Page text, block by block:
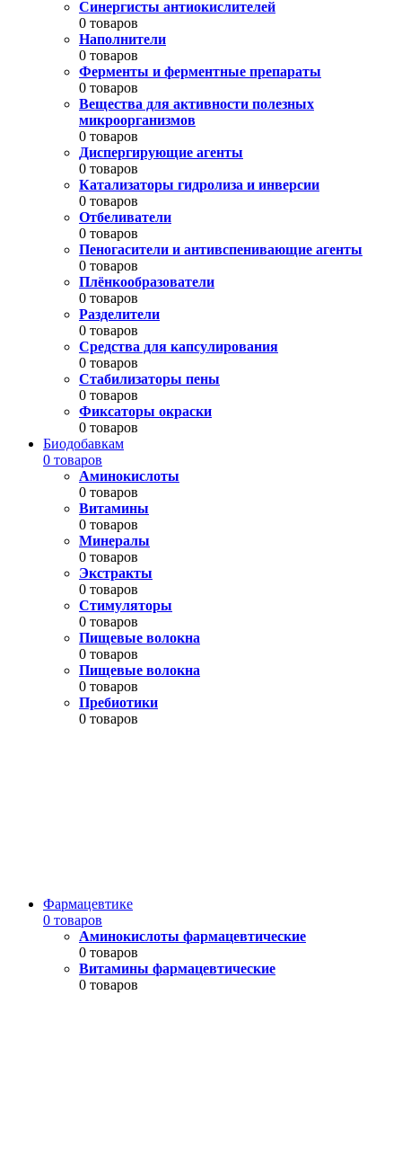
Синергисты антиокислителей
0 товаров
Наполнители
0 товаров
Ферменты и ферментные препараты
0 товаров
Вещества для активности полезных
микроорганизмов
0 товаров
Диспергирующие агенты
0 товаров
Катализаторы гидролиза и инверсии
0 товаров
Отбеливатели
0 товаров
Пеногасители и антивспенивающие агенты
0 товаров
Плёнкообразователи
0 товаров
Разделители
0 товаров
Средства для капсулирования
0 товаров
Стабилизаторы пены
0 товаров
Фиксаторы окраски
0 товаров
Биодобавкам
0 товаров
Аминокислоты
0 товаров
Витамины
0 товаров
Минералы
0 товаров
Экстракты
0 товаров
Стимуляторы
0 товаров
Пищевые волокна
0 товаров
Пищевые волокна
0 товаров
Пребиотики
0 товаров
Фармацевтике
0 товаров
Аминокислоты фармацевтические
0 товаров
Витамины фармацевтические
0 товаров